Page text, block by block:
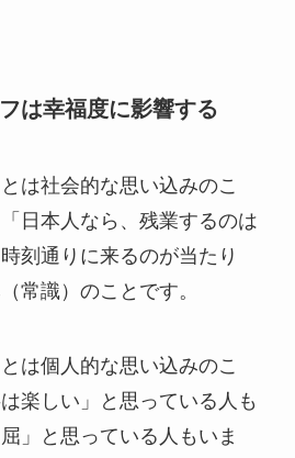
は幸福度に影響する
は社会的な思い込みのこ
日本人なら、残業するのは
刻通りに来るのが当たり
常識）のことです。
は個人的な思い込みのこ
楽しい」と思っている人も
」と思っている人もいま